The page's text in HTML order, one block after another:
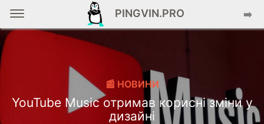
PINGVIN.PRO ➡️
📰 НОВИНИ
YouTube Music отримав корисні зміни у
дизайні